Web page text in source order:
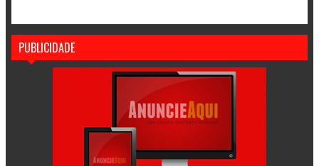
PUBLICIDADE